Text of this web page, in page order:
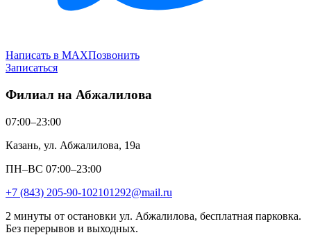
Написать в MAXПозвонить
Записаться
Филиал на Абжалилова
07:00–23:00
Казань, ул. Абжалилова, 19а
ПН–ВС 07:00–23:00
+7 (843) 205-90-102101292@mail.ru
2 минуты от остановки ул. Абжалилова, бесплатная парковка.
Без перерывов и выходных.